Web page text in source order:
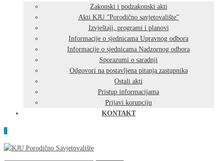
Zakonski i podzakonski akti
Akti KJU ”Porodično savjetovalište”
Izvještaji, programi i planovi
Informacije o sjednicama Upravnog odbora
Informacije o sjednicama Nadzornog odbora
Sporazumi o saradnji
Odgovori na postavljena pitanja zastupnika
Ostali akti
Pristup informacijama
Prijavi korupciju
KONTAKT
0